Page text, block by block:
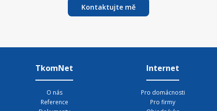
Kontaktujte mě
TkomNet
O nás
Reference
Internet
Pro domácnosti
Pro firmy